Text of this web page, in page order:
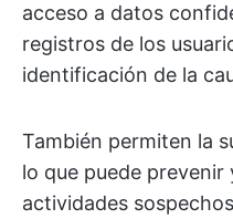
acceso a datos
registros de los
identificación de la
También permiten la
lo que puede
actividades